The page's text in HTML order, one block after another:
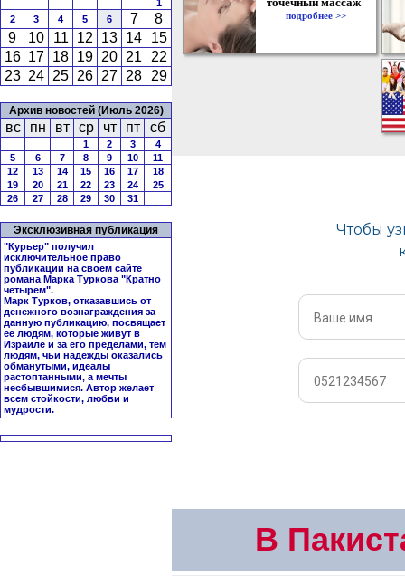
1
2
3 4 5 6 7
8
9
10 11 12 13 14
15
16 17 18 19 20 21
22
23 24 25 26 27 28 29
Архив новостей (Июль 2026)
вс пн вт ср чт пт сб
1 2 3
4
5
6 7 8 9 10
11
12
13 14 15 16 17
18
19
20 21 22 23 24
25
26
27 28 29 30 31
Эксклюзивная публикация
"Курьер" получил
исключительное право
публикации на своем сайте
романа Марка Туркова "Кратно
четырем".
Марк Турков, отказавшись от
денежного вознаграждения за
данную публикацию, посвящает
ее людям, которые живут в
Израиле и за его пределами, тем
людям, чьи надежды оказались
обманутыми, идеалы
растоптанными, а мечты
несбывшимися. Автор желает
всем стойкости, любви и
мудрости.
подробнее >>
В